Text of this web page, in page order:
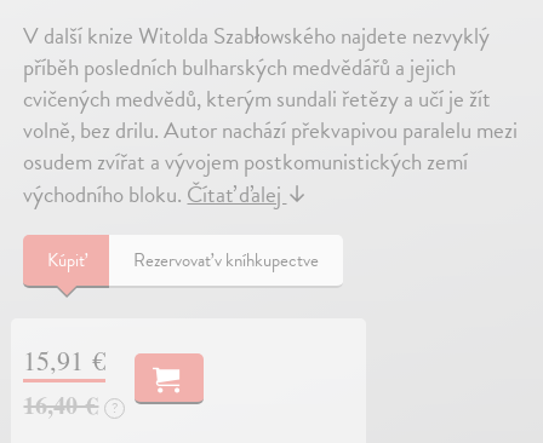
V další knize Witolda Szabłowského najdete nezvyklý
příběh posledních bulharských medvědářů a jejich
cvičených medvědů, kterým sundali řetězy a učí je žít
volně, bez drilu. Autor nachází překvapivou paralelu mezi
osudem zvířat a vývojem postkomunistických zemí
východního bloku.Čítať ďalej↓
Kúpiť Rezervovať v kníhkupectve
15,91 €
16,40 €
?